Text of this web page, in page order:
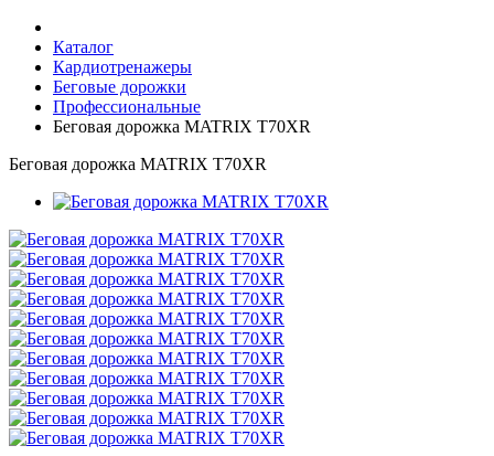
Каталог
Кардиотренажеры
Беговые дорожки
Профессиональные
Беговая дорожка MATRIX T70XR
Беговая дорожка MATRIX T70XR